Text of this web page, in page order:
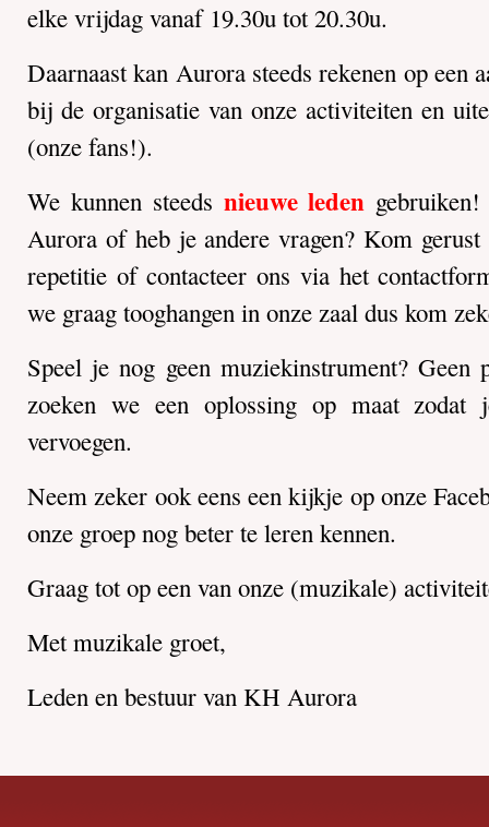
elke vrijdag vanaf 19.30u tot 20.30u.
Daarnaast kan Aurora steeds rekenen op
bij de organisatie van onze activiteiten en
(onze fans!).
We kunnen steeds nieuwe leden
Aurora of heb je andere vragen? Kom
repetitie of contacteer ons via het
we graag tooghangen in onze zaal dus kom
Speel je nog geen muziekinstrument?
zoeken we een oplossing op maat zodat
vervoegen.
Neem zeker ook eens een kijkje op onze
onze groep nog beter te leren kennen.
Graag tot op een van onze (muzikale)
Met muzikale groet,
Leden en bestuur van KH Aurora